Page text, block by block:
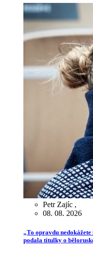
Petr Zajíc ,
08. 08. 2026
„To opravdu
podala titulky o